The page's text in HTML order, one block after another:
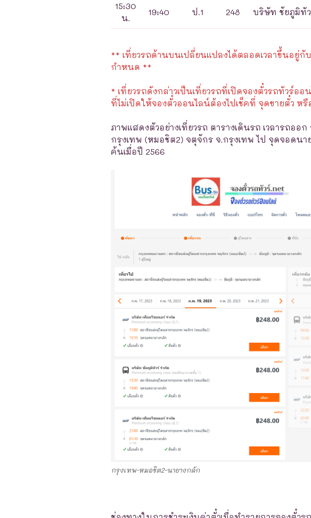
15:30
น.
19:40 ป.1 248 บริษัท ชัยภูมิทั
** เที่ยวรถด้านบนเปลี่ยนแปลงได้ตลอดเวลาขึ้นอยู่กั
กำหนด **
* เที่ยวรถดังกล่าวเป็นเที่ยวรถที่เปิดจองตั๋วรถทัวร์ออ
ที่ไม่เปิดให้จองตั๋วออนไลน์ต้องไปเช็คที่ จุดขายตั๋ว ห
ภาพแสดงตัวอย่างเที่ยวรถ ตารางเดินรถ เวลารถออ
กรุงเทพ (หมอชิต2) จตุจักร จ.กรุงเทพ ไป จุดจอดนา
ค้นเมื่อปี 2566
กรุงเทพ-หมอชิต2-นายางกลัก